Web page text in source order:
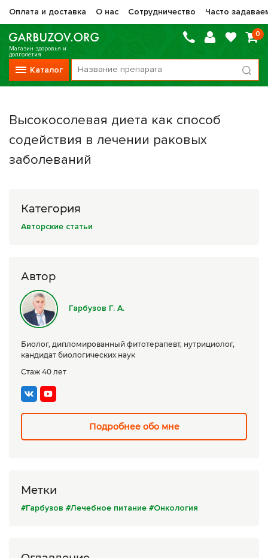
Оплата и доставка О нас Сотрудничество Часто
Магазин здоровья и
долголетия
Каталог
0
Vitauct / Витаукт
Препараты НТК Жизненная Сила
Сашера-Мед
МелМур
Сборы трав
Урбеч
Травяной чай
Специи
Крупы
Натуральные растительные масла
Лечебные мази
Приборы лечебные
Высокосолевая диета как способ
содействия в лечении раковых
заболеваний
Категория
Авторские статьи
Автор
Гарбузов Г. А.
Биолог, дипломированный фитотерапевт, нутрициолог,
кандидат биологических наук
Стаж 40 лет
Подробнее обо мне
Метки
#Гарбузов #Лечебное питание #Онкология